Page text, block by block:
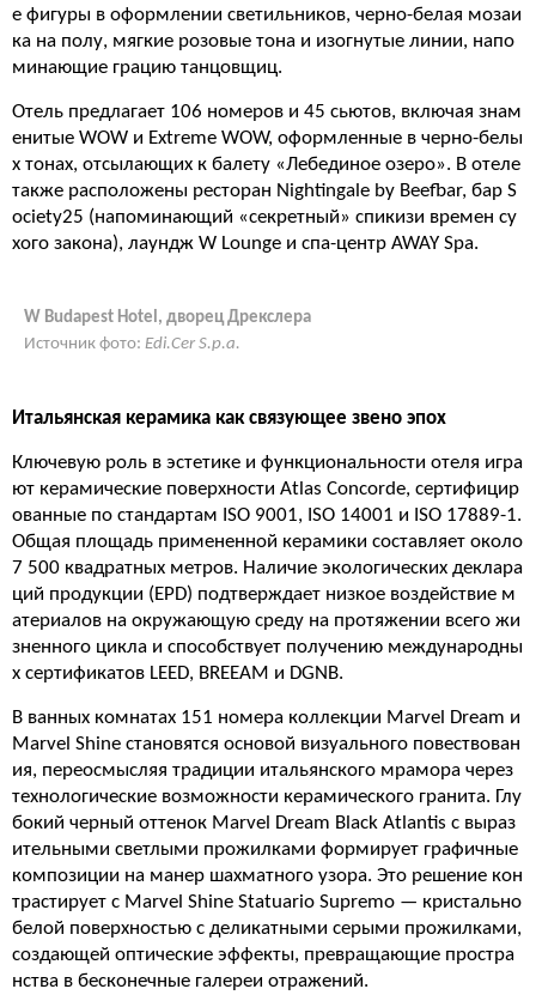
е фигуры в оформлении светильников, черно-белая мозаи
ка на полу, мягкие розовые тона и изогнутые линии, напо
минающие грацию танцовщиц.
Отель предлагает 106 номеров и 45 сьютов, включая знам
енитые WOW и Extreme WOW, оформленные в черно-белы
х тонах, отсылающих к балету «Лебединое озеро». В отеле
также расположены ресторан Nightingale by Beefbar, бар S
ociety25 (напоминающий «секретный» спикизи времен су
хого закона), лаундж W Lounge и спа-центр AWAY Spa.
W Budapest Hotel, дворец Дрекслера
Источник фото: Edi.Cer S.p.a.
Итальянская керамика как связующее звено эпох
Ключевую роль в эстетике и функциональности отеля игра
ют керамические поверхности Atlas Concorde, сертифицир
ованные по стандартам ISO 9001, ISO 14001 и ISO 17889-1.
Общая площадь примененной керамики составляет около
7 500 квадратных метров. Наличие экологических деклара
ций продукции (EPD) подтверждает низкое воздействие м
атериалов на окружающую среду на протяжении всего жи
зненного цикла и способствует получению международны
х сертификатов LEED, BREEAM и DGNB.
В ванных комнатах 151 номера коллекции Marvel Dream и
Marvel Shine становятся основой визуального повествован
ия, переосмысляя традиции итальянского мрамора через
технологические возможности керамического гранита. Глу
бокий черный оттенок Marvel Dream Black Atlantis с выраз
ительными светлыми прожилками формирует графичные
композиции на манер шахматного узора. Это решение кон
трастирует с Marvel Shine Statuario Supremo — кристально
белой поверхностью с деликатными серыми прожилками,
создающей оптические эффекты, превращающие простра
нства в бесконечные галереи отражений.